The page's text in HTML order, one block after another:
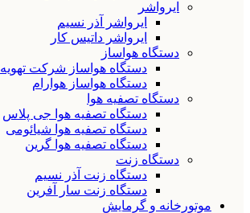
ایرواشر
ایرواشر آذر نسیم
ایرواشر داتیس کار
دستگاه هواساز
دستگاه هواساز شرکت تهویه
دستگاه هواساز هوارام
دستگاه تصفیه هوا
دستگاه تصفیه هوا جی پلاس
دستگاه تصفیه هوا شیائومی
دستگاه تصفیه هوا گرین
دستگاه زنت
دستگاه زنت آذر نسیم
دستگاه زنت سار آفرین
موتورخانه و گرمایش